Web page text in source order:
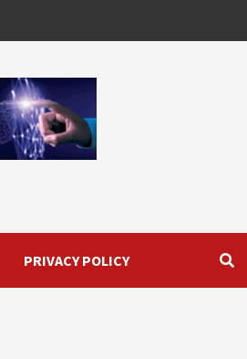
PRIVACY POLICY